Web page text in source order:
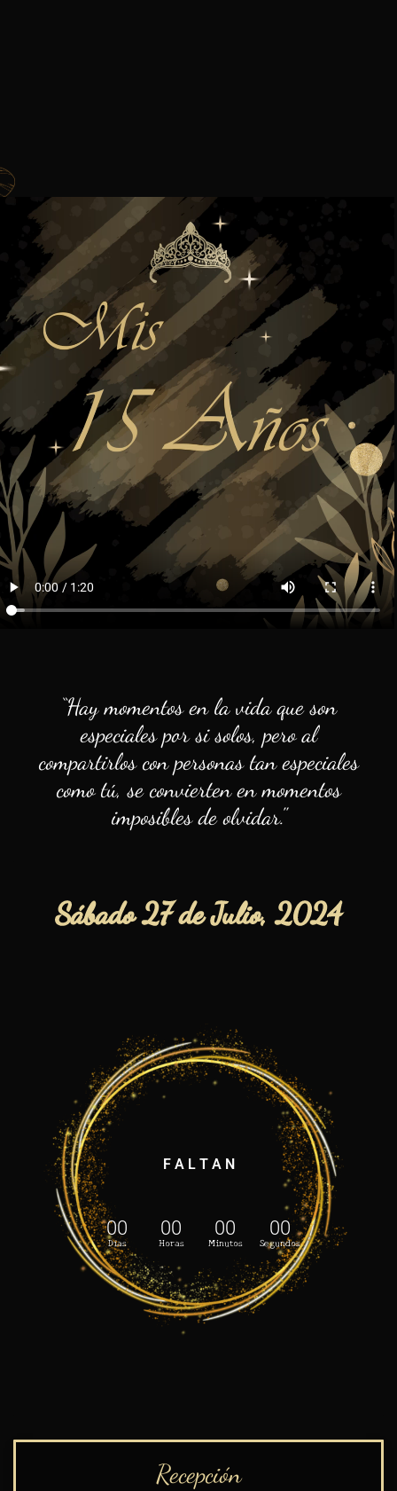
“Hay momentos en la vida que son
especiales por si solos, pero al
compartirlos con personas tan especiales
como tú, se convierten en momentos
imposibles de olvidar."
Sábado 27 de Julio, 2024
F A L T A N
00
Días
00
Horas
00
Minutos
00
Segundos
Recepción